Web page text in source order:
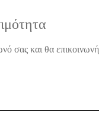
σας και θα